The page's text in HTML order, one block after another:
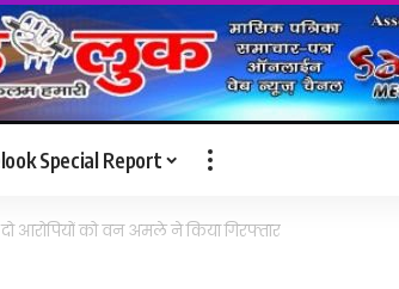
Special Report
को वन अमले ने किया गिरफ्तार